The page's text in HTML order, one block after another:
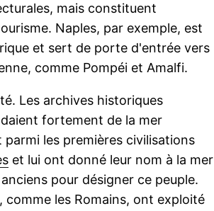
mais constituent
Naples, par exemple, est
et sert de porte d'entrée vers
comme Pompéi et Amalfi.
Les archives historiques
fortement de la mer
les premières civilisations
et lui ont donné leur nom à la mer
pour désigner ce peuple.
, comme les Romains, ont exploité